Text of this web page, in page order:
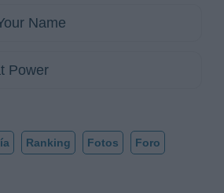
Name
Power
Ranking Fotos Foro